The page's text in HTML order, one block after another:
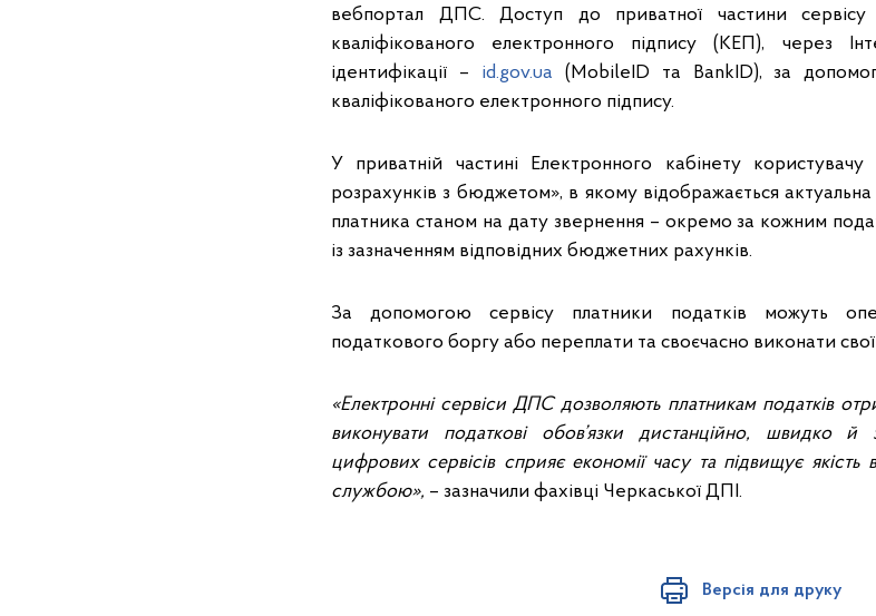
вебпортал ДПС. Доступ до приватної частини сервісу
кваліфікованого електронного підпису (КЕП), через
ідентифікації – id.gov.ua (MobileID та BankID), за
кваліфікованого електронного підпису.
У приватній частині Електронного кабінету
розрахунків з бюджетом», в якому відображається
платника станом на дату звернення – окремо за кожним
із зазначенням відповідних бюджетних рахунків.
За допомогою сервісу платники податків можуть
податкового боргу або переплати та своєчасно виконати свої
«Електронні сервіси ДПС дозволяють платникам податків
виконувати податкові обов’язки дистанційно, швидко й
цифрових сервісів сприяє економії часу та підвищує якість
службою», – зазначили фахівці Черкаської ДПІ.
Версія для друку